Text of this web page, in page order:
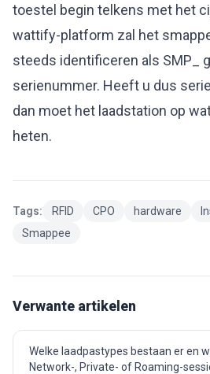
toestel begin telkens met het
wattify-platform zal het
steeds identificeren als SMP_
serienummer. Heeft u dus
dan moet het laadstation op
heten.
Tags: RFID CPO hardware
Smappee
Verwante artikelen
Welke laadpastypes bestaan er en
Network-, Private- of Roaming-